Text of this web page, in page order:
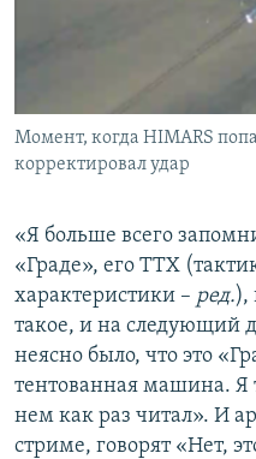
Момент, когда HIMARS
корректировал удар
«Я больше всего
«Граде», его ТТХ
характеристики – ред.),
такое, и на следующий
неясно было, что это
тентованная машина. Я
нем как раз читал». И
стриме, говорят «Нет,